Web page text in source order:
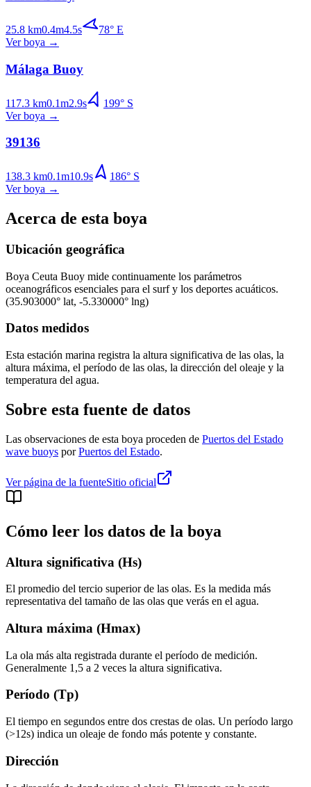
25.8 km0.4m4.5s 78° E
Ver boya →
Málaga Buoy
117.3 km0.1m2.9s 199° S
Ver boya →
39136
138.3 km0.1m10.9s 186° S
Ver boya →
Acerca de esta boya
Ubicación geográfica
Boya Ceuta Buoy mide continuamente los parámetros
oceanográficos esenciales para el surf y los deportes acuáticos.
(35.903000° lat, -5.330000° lng)
Datos medidos
Esta estación marina registra la altura significativa de las olas, la
altura máxima, el período de las olas, la dirección del oleaje y la
temperatura del agua.
Sobre esta fuente de datos
Las observaciones de esta boya proceden de Puertos del Estado
wave buoys por Puertos del Estado.
Ver página de la fuenteSitio oficial
Cómo leer los datos de la boya
Altura significativa (Hs)
El promedio del tercio superior de las olas. Es la medida más
representativa del tamaño de las olas que verás en el agua.
Altura máxima (Hmax)
La ola más alta registrada durante el período de medición.
Generalmente 1,5 a 2 veces la altura significativa.
Período (Tp)
El tiempo en segundos entre dos crestas de olas. Un período largo
(>12s) indica un oleaje de fondo más potente y constante.
Dirección